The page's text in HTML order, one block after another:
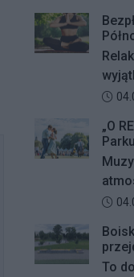
Data
„O
w
Data
To